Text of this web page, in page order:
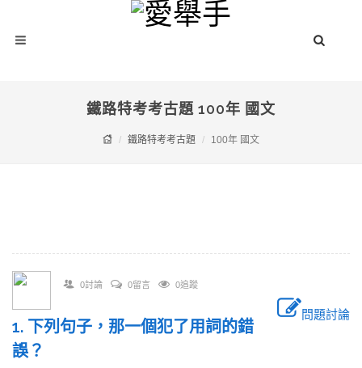
鐵路特考考古題 100年 國文
鐵路特考考古題 100年 國文
0討論 0留言 0追蹤
問題討論
1. 下列句子，那一個犯了用詞的錯
誤？